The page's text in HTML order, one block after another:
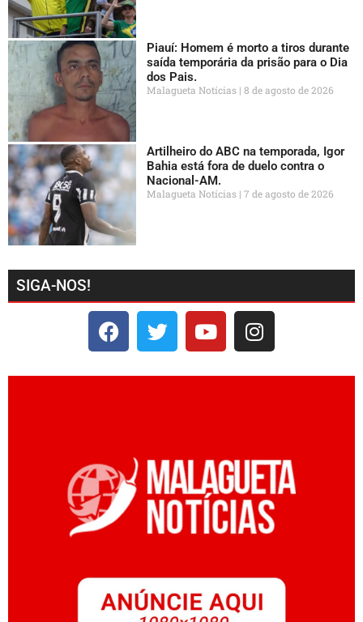
Piauí: Homem é morto a tiros durante
saída temporária da prisão para o Dia
dos Pais.
Malagueta Notícias 8 de agosto de 2026
Artilheiro do ABC na temporada, Igor
Bahia está fora de duelo contra o
Nacional-AM.
Malagueta Notícias 7 de agosto de 2026
SIGA-NOS!